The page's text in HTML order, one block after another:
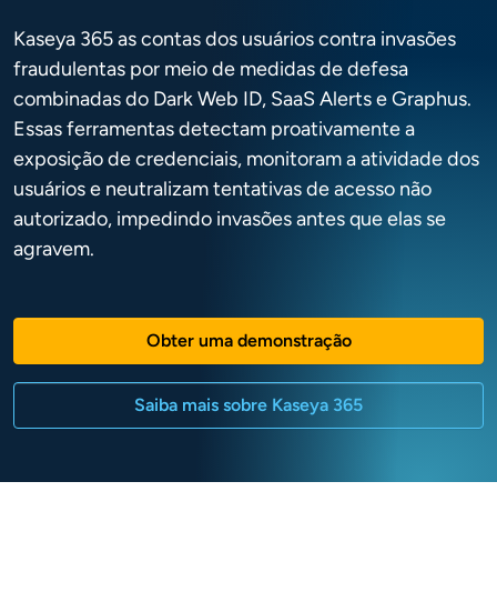
Kaseya 365 as contas dos usuários contra invasões
fraudulentas por meio de medidas de defesa
combinadas do Dark Web ID, SaaS Alerts e Graphus.
Essas ferramentas detectam proativamente a
exposição de credenciais, monitoram a atividade dos
usuários e neutralizam tentativas de acesso não
autorizado, impedindo invasões antes que elas se
agravem.
Obter uma demonstração
Saiba mais sobre Kaseya 365